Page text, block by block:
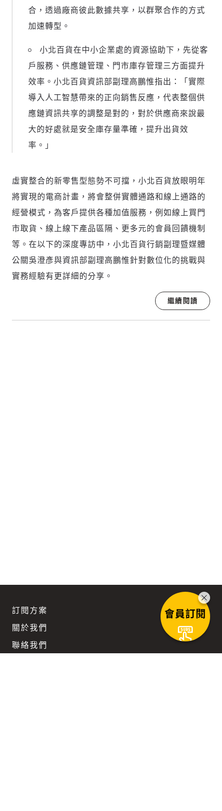
合，透過廠商彼此數據共享，以群聚合作的方式
加速轉型。
小北百貨在中小企業處的資源協助下，先從客
戶服務、供應鏈管理、門市庫存管理三方面提升
效率。小北百貨資訊部副理高鵬惟指出：「實際
導入人工智慧帶來的正向銷售反應，代表整個供
應鏈資訊共享的調整是對的，對於供應商來說最
大的好處就是安全庫存量準確，提升出貨效
率。」
虛實整合的新零售型態勢不可擋，小北百貨放眼明年
將實現的電商計畫，將會整併實體通路和線上通路的
經營模式，為客戶提供各種加值服務，例如線上買門
市取貨、線上線下產品區隔、更多元的會員回饋機制
等。在以下的深度專訪中，小北百貨行銷副理暨媒體
公關吳澄彥與資訊部副理高鵬惟針對數位化的挑戰與
實務經驗有更詳細的分享。
繼續閱讀
訂閱方案
關於我們
聯絡我們
會員訂閱